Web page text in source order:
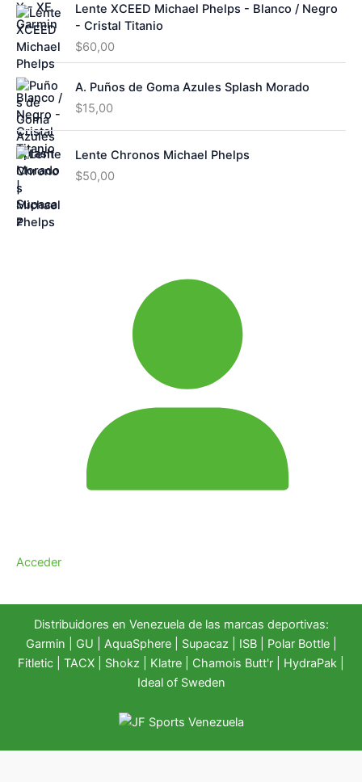
Lente XCEED Michael Phelps - Blanco / Negro
- Cristal Titanio
$60,00
A. Puños de Goma Azules Splash Morado
$15,00
Lente Chronos Michael Phelps
$50,00
Acceder
Distribuidores en Venezuela de las marcas deportivas:
Garmin
GU AquaSphere| Supacaz | ISB | Polar Bottle|
Fitletic
TACX Shokz Klatre Chamois Butt'r HydraPak
Ideal of Sweden